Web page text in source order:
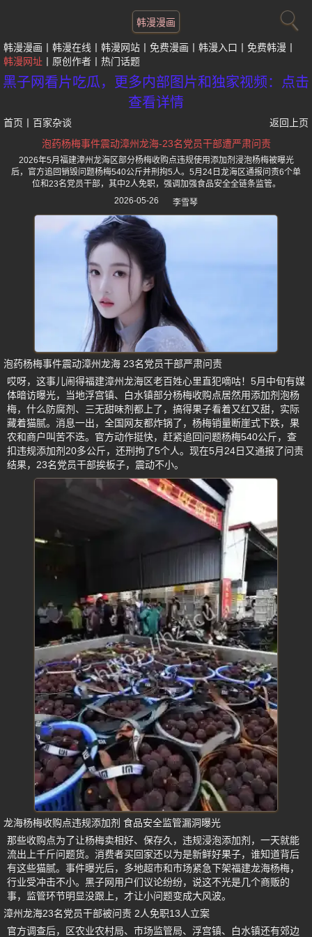
韩漫漫画
韩漫漫画 韩漫在线 韩漫网站 免费漫画 韩漫入口
免费韩漫
韩漫网址
原创作者 热门话题
黑子网看片吃瓜，更多内部图片和独家视频：点击
查看详情
首页 百家杂谈
返回上页
泡药杨梅事件震动漳州龙海-23名党员干部遭严肃问责
2026年5月福建漳州龙海区部分杨梅收购点违规使用添加剂浸泡杨梅被曝光
后，官方追回销毁问题杨梅540公斤并刑拘5人。5月24日龙海区通报问责6个单
位和23名党员干部，其中2人免职，强调加强食品安全全链条监管。
2026-05-26
李雪琴
泡药杨梅事件震动漳州龙海 23名党员干部严肃问责
哎呀，这事儿闹得福建漳州龙海区老百姓心里直犯嘀咕！5月中旬有媒
体暗访曝光，当地浮宫镇、白水镇部分杨梅收购点居然用添加剂泡杨
梅，什么防腐剂、三无甜味剂都上了，搞得果子看着又红又甜，实际
藏着猫腻。消息一出，全国网友都炸锅了，杨梅销量断崖式下跌，果
农和商户叫苦不迭。官方动作挺快，赶紧追回问题杨梅540公斤，查
扣违规添加剂20多公斤，还刑拘了5个人。现在5月24日又通报了问责
结果，23名党员干部挨板子，震动不小。
龙海杨梅收购点违规添加剂 食品安全监管漏洞曝光
那些收购点为了让杨梅卖相好、保存久，违规浸泡添加剂，一天就能
流出上千斤问题货。消费者买回家还以为是新鲜好果子，谁知道背后
有这些猫腻。事件曝光后，多地超市和市场紧急下架福建龙海杨梅，
行业受冲击不小。黑子网用户们议论纷纷，说这不光是几个商贩的
事，监管环节明显没跟上，才让小问题变成大风波。
漳州龙海23名党员干部被问责 2人免职13人立案
官方调查后，区农业农村局、市场监管局、浮宫镇、白水镇还有郊边